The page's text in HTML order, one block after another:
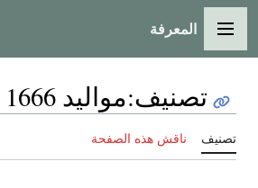
القائمة الرئيسية
المعرفة
تصنيف:مواليد 1666
تصنيف ناقش هذه الصفحة